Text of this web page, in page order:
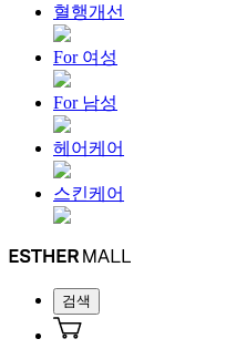
혈행개선
For 여성
For 남성
헤어케어
스킨케어
검색